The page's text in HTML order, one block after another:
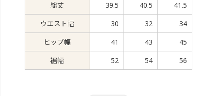
総丈
39.5 40.5
41.5
ウエスト幅
30 32
34
ヒップ幅
41 43
45
裾幅
52 54 56